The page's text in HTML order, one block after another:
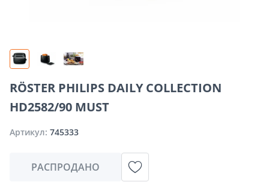
RÖSTER PHILIPS DAILY COLLECTION
HD2582/90 MUST
Артикул: 745333
РАСПРОДАНО